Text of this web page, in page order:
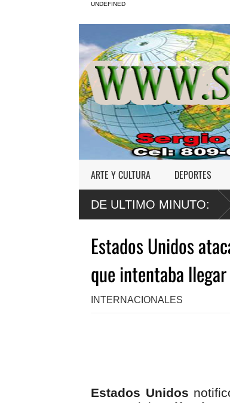
UNDEFINED
ARTE Y CULTURA DEPORTES
DE ULTIMO MINUTO:
Poder Ejecutivo promulga mejoras al
Código Penal
Estados Unidos
que intentaba
INTERNACIONALES
Estados Unidos